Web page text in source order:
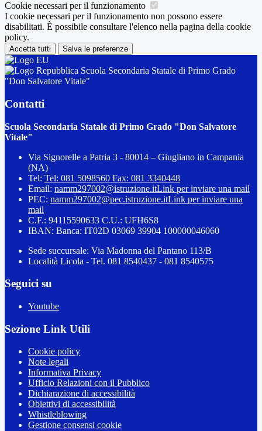
Cookie necessari per il funzionamento
I cookie necessari per il funzionamento non possono essere
disabilitati. È possibile consultare l'elenco nella pagina della cookie
policy.
Accetta tutti Salva le preferenze
Scuola Secondaria Statale di Primo Grado
"Don Salvatore Vitale"
Contatti
Scuola Secondaria Statale di Primo Grado "Don Salvatore
Vitale"
Via Signorelle a Patria 3 - 80014 – Giugliano in Campania
(NA)
Tel: Tel: 081 5098560 Fax: 081 3340448
Email: namm297002@istruzione.itLink per inviare una mail
PEC: namm297002@pec.istruzione.itLink per inviare una
mail
C.F.: 94115590633 C.U.: UFH6S8
IBAN: Banca: IT02D 03069 39904 100000046060
Sede succursale: Via Madonna del Pantano 113/B
Località Licola - Tel. 081 8540437 - 081 8540575
Seguici su
Youtube
Sezione Link Utili
Cookie policy
Note legali
Informativa Privacy
Ufficio Relazioni con il Pubblico
Dichiarazione di accessibilità
Obiettivi di accessibilità
Whistleblowing
Gestione consensi cookie